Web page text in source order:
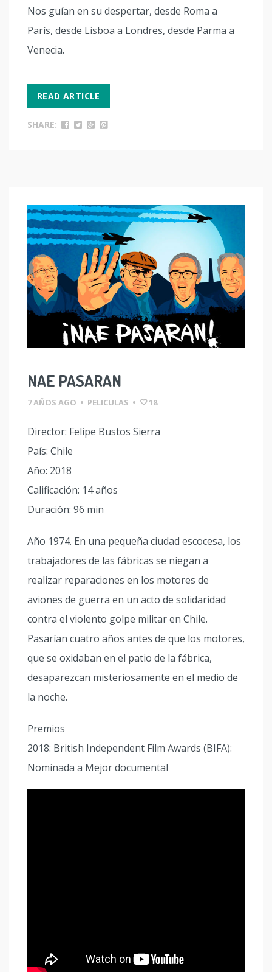
Nos guían en su despertar, desde Roma a
París, desde Lisboa a Londres, desde Parma a
Venecia.
READ ARTICLE
SHARE:
NAE PASARAN
7 AÑOS AGO • PELICULAS • 18
Director: Felipe Bustos Sierra
País: Chile
Año: 2018
Calificación: 14 años
Duración: 96 min
Año 1974. En una pequeña ciudad escocesa, los
trabajadores de las fábricas se niegan a
realizar reparaciones en los motores de
aviones de guerra en un acto de solidaridad
contra el violento golpe militar en Chile.
Pasarían cuatro años antes de que los motores,
que se oxidaban en el patio de la fábrica,
desaparezcan misteriosamente en el medio de
la noche.
Premios
2018: British Independent Film Awards (BIFA):
Nominada a Mejor documental